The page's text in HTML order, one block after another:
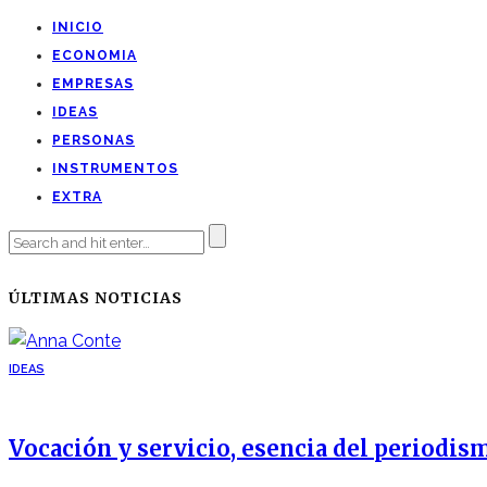
INICIO
ECONOMIA
EMPRESAS
IDEAS
PERSONAS
INSTRUMENTOS
EXTRA
ÚLTIMAS NOTICIAS
IDEAS
Vocación y servicio, esencia del